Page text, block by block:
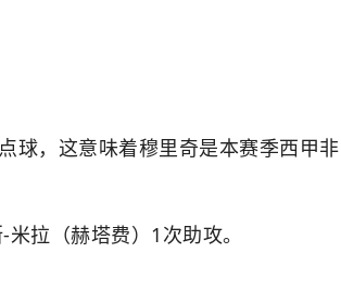
球，这意味着穆里奇是本赛季西甲非
拉（赫塔费）1次助攻。